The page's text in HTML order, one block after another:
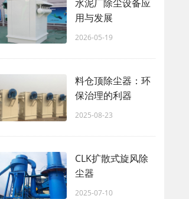
水泥厂除尘设备应
用与发展
2026-05-19
料仓顶除尘器：环
保治理的利器
2025-08-23
CLK扩散式旋风除
尘器
2025-07-10